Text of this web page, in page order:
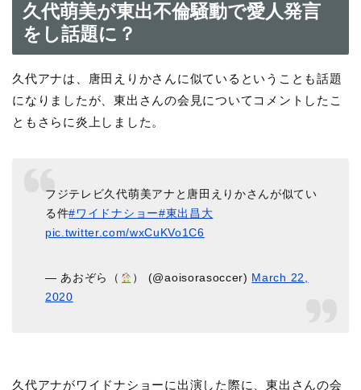
久代萌美が東出不倫騒動で愛人発言
をし話題に？
久代アナは、唐田えりかさんに似ているということも話題
になりましたが、東出さんの会見についてコメントしたこ
ともさらに炎上しました。
フジテレビ久代萌美アナと唐田えりかさんが似てい
る件#ワイドナショー#東出昌大
pic.twitter.com/wxCuKVo1C6
— あおぞら（ ） (@aoisorasoccer) March 22,
2020
久代アナがワイドナショーに出演した際に、東出さんの会